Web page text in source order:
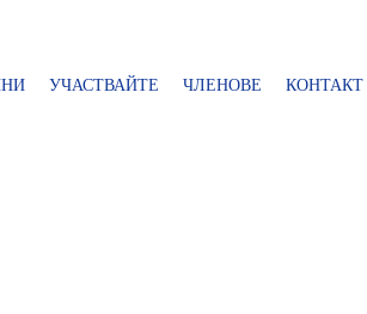
УЧАСТВАЙТЕ ЧЛЕНОВЕ КОНТАКТ